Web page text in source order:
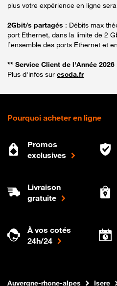
plus votre expérience en ligne
2Gbit/s partagés : Débits max
port Ethernet, dans la limite de 2
l’ensemble des ports Ethernet et
** Service Client de l'Année 2026
Plus d'infos sur escda.fr
Pourquoi acheter en ligne
Promos
exclusives
Livraison
gratuite
À vos cotés
24h/24
Boutique Orange
Internet fibre
Auvergne-rhone-alpes Isere